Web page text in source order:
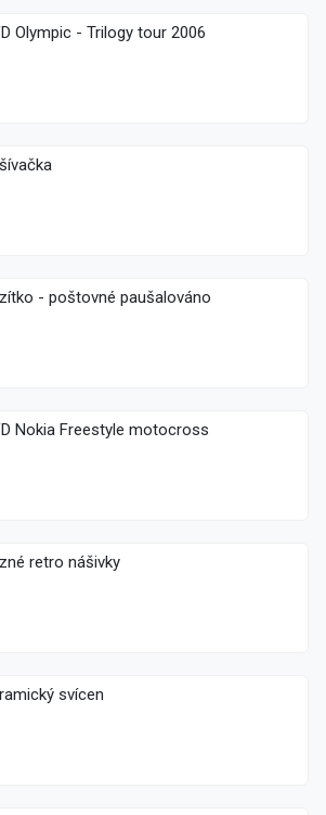
Olympic - Trilogy tour 2006
- poštovné paušalováno
Nokia Freestyle motocross
retro nášivky
svícen